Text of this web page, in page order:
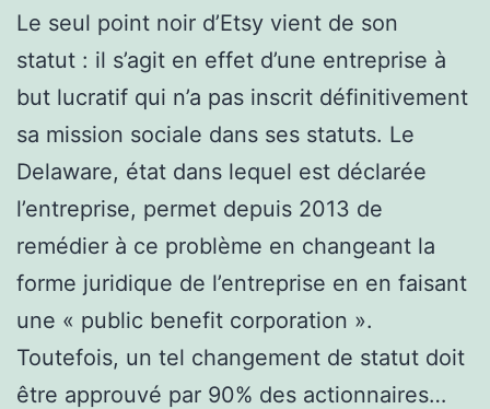
Le seul point noir d’Etsy vient de son
statut : il s’agit en effet d’une entreprise à
but lucratif qui n’a pas inscrit définitivement
sa mission sociale dans ses statuts. Le
Delaware, état dans lequel est déclarée
l’entreprise, permet depuis 2013 de
remédier à ce problème en changeant la
forme juridique de l’entreprise en en faisant
une « public benefit corporation ».
Toutefois, un tel changement de statut doit
être approuvé par 90% des actionnaires…